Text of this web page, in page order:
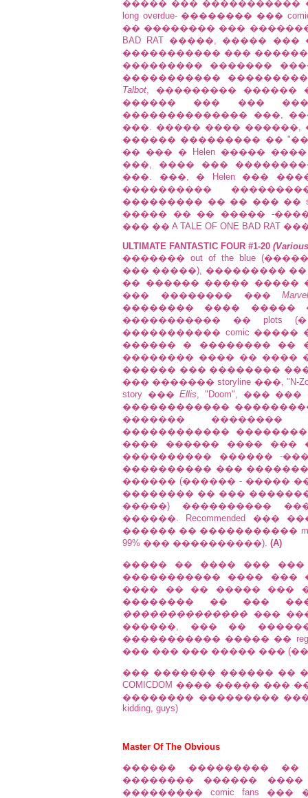
����� ��� �����������
long overdue- �������� ���
�� �������� ��� ��������
BAD RAT �����, �����
����������� ���
��������� �������
�����������
Talbot, ��������� ������
������ ��� ���
�������������� ���,
���. ����� ����
������ ��������� ��
�� ��� � Helen �����
���, ���� ���
���. ���, � Helen ���
����������
��������� �� �� ��� ��
����� �� �� ����� -
��� �� A TALE OF ONE BAD
ULTIMATE FANTASTIC FOUR #1-20
������� out of the blue
��� �����), ���������
�� ������ ����� �����
��� �������� ���
�������� ���� �����
����������� �� plots (�
����������� comic �����
������ � �������� ��
�������� ���� �� ����
������ ��� ��������
��� ������� storyline ���,
story ���Ellis, "Doom", ���
������������
������� ��������
������������
���� ������ ���� ���
���������� ������ -���
���������� ���
������ (������ - �����
�������� �� ���
�����) ����������
������. Recommended
������ �� �����������
99% ��� ����������). (A)
����� �� ���� ��� ���
����������� ����
���� �� �� ����� ���
�������� �� ���
�������������� ���
������, ��� ��
����������� ����� ��
��� ��� ��� ����� ���
��� ������� ������ ��
COMICDOM ���� �����
�������� ��������� ��� site.
kidding, guys)
Master Of The Obvious
������ ���������
�������� ������
��������� comic fans